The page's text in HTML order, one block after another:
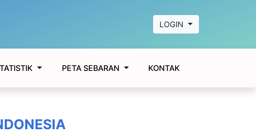
LOGIN
PETA SEBARAN KONTAK